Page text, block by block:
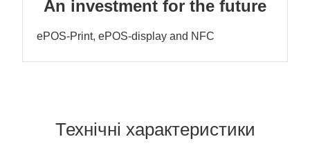
An investment for the future
ePOS-Print, ePOS-display and NFC
Технічні характеристики